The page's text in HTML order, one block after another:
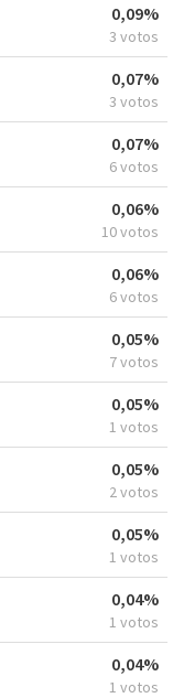
0,09%
3 votos
0,07%
3 votos
0,07%
6 votos
0,06%
10 votos
0,06%
6 votos
0,05%
7 votos
0,05%
1 votos
0,05%
2 votos
0,05%
1 votos
0,04%
1 votos
0,04%
1 votos